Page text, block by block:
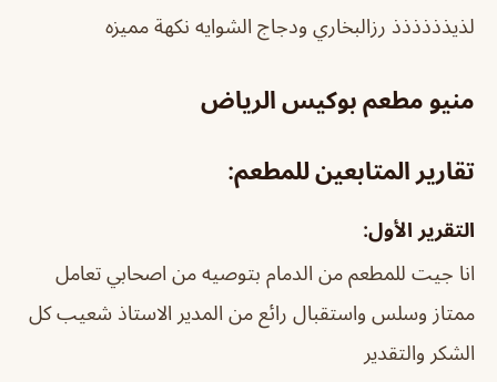
لذيذذذذذذ رزالبخاري ودجاج الشوايه نكهة مميزه
منيو مطعم بوكيس الرياض
تقارير المتابعين للمطعم:
التقرير الأول:
انا جيت للمطعم من الدمام بتوصيه من اصحابي تعامل
ممتاز وسلس واستقبال رائع من المدير الاستاذ شعيب كل
الشكر والتقدير